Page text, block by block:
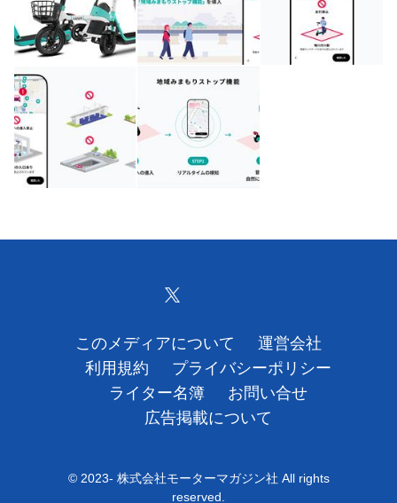
ライフスタイル
テクノロジー
このメディアについて
運営会社
利用規約
お問い合せ
広告掲載について
このメディアについて
運営会社
利用規約
プライバシーポリシー
ライター名簿
お問い合せ
広告掲載について
© 2023- 株式会社モーターマガジン社 All rights
reserved.